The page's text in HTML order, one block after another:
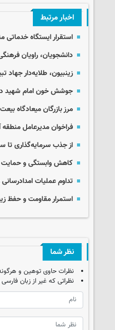
اخبار مرتبط
استقرار ایستگاه خدماتی
دانشجویان، راویان
زینبیون، طلایه‌دار جهاد
جوشش خون امام شهید
مرز بازرگان میعادگاه
فراخوان مدیرعامل
از جذب سرمایه‌گذاری تا
کاهش وابستگی و حمایت
تداوم عملیات
استمرار مقاومت و حفظ
نظر شما
نظرات حاوی توهین و
نظراتی که غیر از زبان